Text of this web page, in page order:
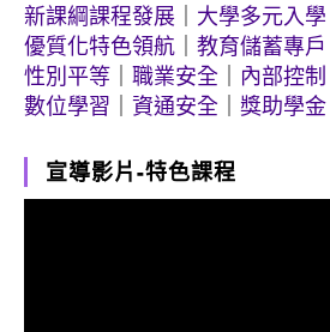
新課綱課程發展
大學多元入學
優質化特色領航
教育儲蓄專戶
性別平等
職業安全
內部控制
數位學習
資通安全 獎助學金
宣導影片-特色課程